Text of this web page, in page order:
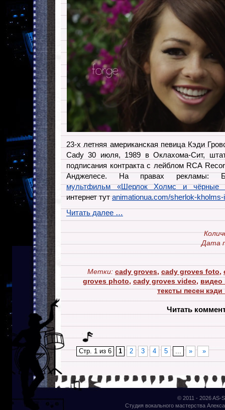
23-х летняя американская певица Кэди
Cady 30 июля, 1989 в Оклахома-Сит,
подписания контракта с лейблом RCA
Анджелесе. На правах рекламы:
мультфильм «Шерлок Холмс и чёрные
интернет тутanimationua.com/sherlok-
Читать далее …
Дата
Метки: cady groves, cady groves foto,
groves photo, cady groves video, видео
тексты песен кэди
Читать
Стр. 1 из 6 1 2 3 4 5 ... » »
© 2011 - 2026AS-
Студия вокального мастерства